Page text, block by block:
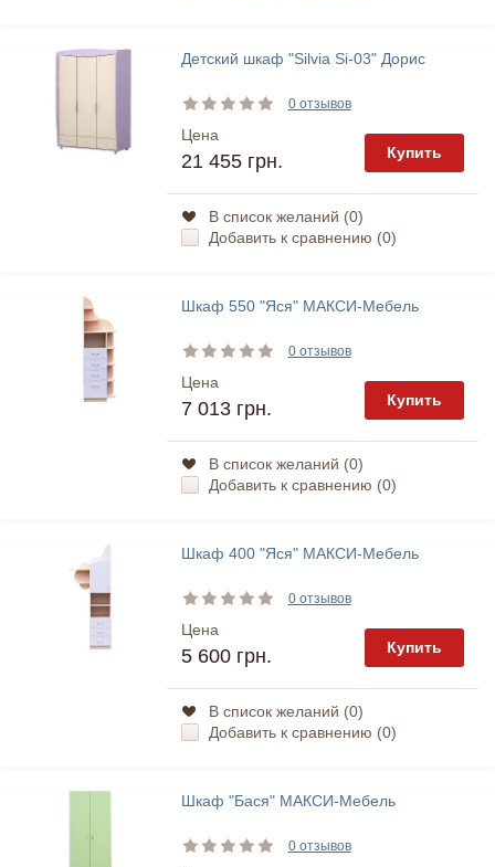
Детский шкаф "Silvia Si-03" Дорис
0 отзывов
Цена
21 455 грн. Купить
В список желаний (0)
Добавить к сравнению (0)
Шкаф 550 "Яся" МАКСИ-Мебель
0 отзывов
Цена
7 013 грн. Купить
В список желаний (0)
Добавить к сравнению (0)
Шкаф 400 "Яся" МАКСИ-Мебель
0 отзывов
Цена
5 600 грн. Купить
В список желаний (0)
Добавить к сравнению (0)
Шкаф "Бася" МАКСИ-Мебель
0 отзывов